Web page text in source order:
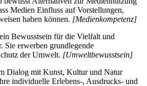
Medien Einfluss auf Vorstellungen,
haben können. [Medienkompetenz]
Bewusstsein für die Vielfalt und
Sie erwerben grundlegende
der Umwelt. [Umweltbewusstsein]
Dialog mit Kunst, Kultur und Natur
individuelle Erlebens-, Ausdrucks- und